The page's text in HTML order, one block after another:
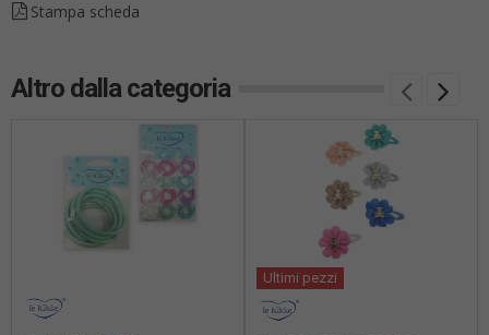
Stampa scheda
Altro dalla categoria
Ultimi pezzi